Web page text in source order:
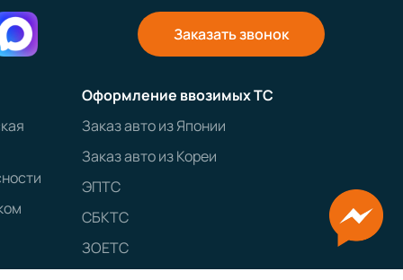
Заказать звонок
Оформление ввозимых ТС
Заказ авто из Японии
Заказ авто из Кореи
ЭПТС
СБКТС
ЗОЕТС